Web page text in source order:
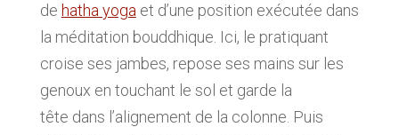
de hatha yogaet d’une position exécutée dans
la méditation bouddhique. Ici, le pratiquant
croise ses jambes, repose ses mains sur les
genoux en touchant le sol et garde la
tête dans l’alignement de la colonne. Puis